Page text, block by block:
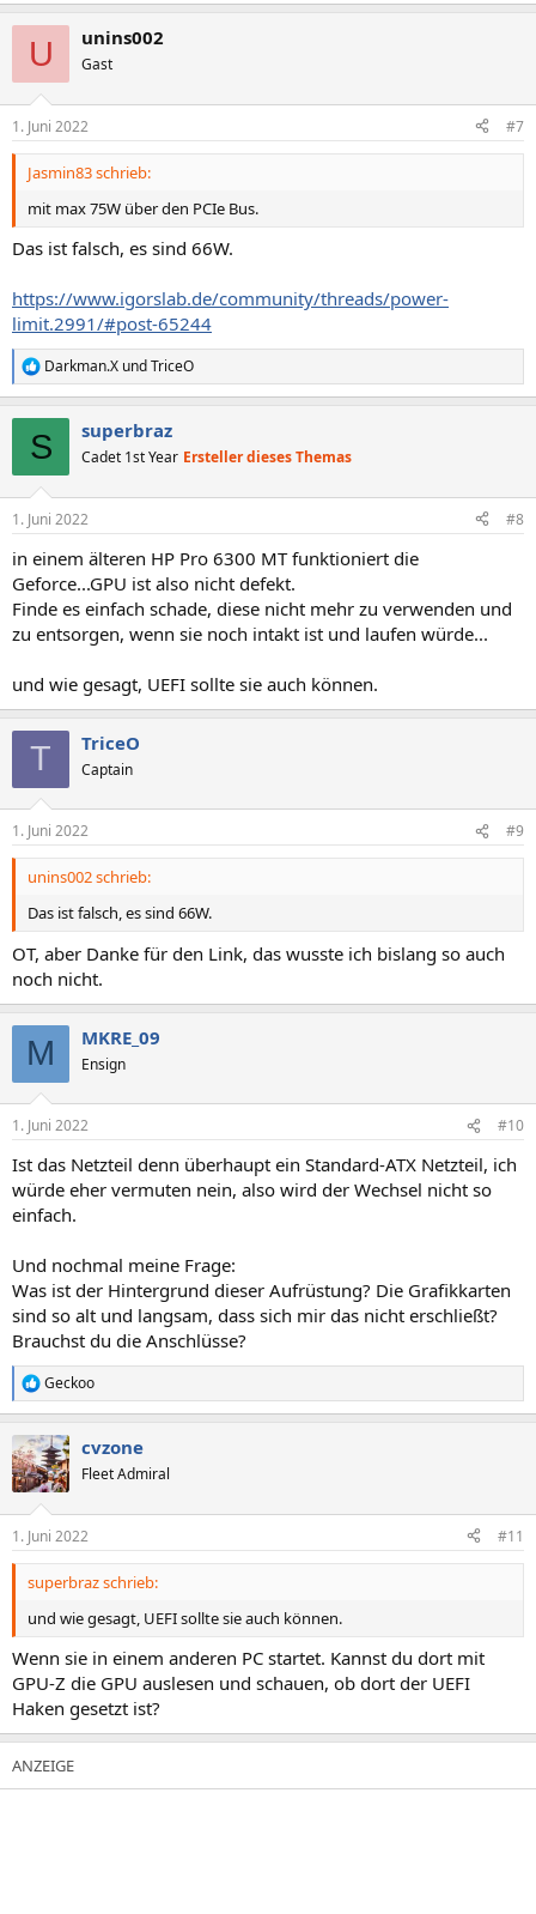
e
n
U unins002
Gast
1. Juni 2022 #7
Jasmin83 schrieb:
mit max 75W über den PCIe Bus.
Das ist falsch, es sind 66W.
https://www.igorslab.de/community/threads/power-
limit.2991/#post-65244
R
e
e
Darkman.X undTriceO
S superbraz
Cadet 1st Year Ersteller dieses Themas
1. Juni 2022 #8
in einem älteren HP Pro 6300 MT funktioniert die
Geforce...GPU ist also nicht defekt.
Finde es einfach schade, diese nicht mehr zu verwenden und
zu entsorgen, wenn sie noch intakt ist und laufen würde...
und wie gesagt, UEFI sollte sie auch können.
T TriceO
Captain
1. Juni 2022 #9
unins002 schrieb:
Das ist falsch, es sind 66W.
OT, aber Danke für den Link, das wusste ich bislang so auch
noch nicht.
M MKRE_09
Ensign
1. Juni 2022 #10
Ist das Netzteil denn überhaupt ein Standard-ATX Netzteil, ich
würde eher vermuten nein, also wird der Wechsel nicht so
einfach.
Und nochmal meine Frage:
Was ist der Hintergrund dieser Aufrüstung? Die Grafikkarten
sind so alt und langsam, dass sich mir das nicht erschließt?
Brauchst du die Anschlüsse?
R
e
k
t
i
e
n
Geckoo
cvzone
Fleet Admiral
1. Juni 2022 #11
superbraz schrieb:
und wie gesagt, UEFI sollte sie auch können.
Wenn sie in einem anderen PC startet. Kannst du dort mit
GPU-Z die GPU auslesen und schauen, ob dort der UEFI
Haken gesetzt ist?